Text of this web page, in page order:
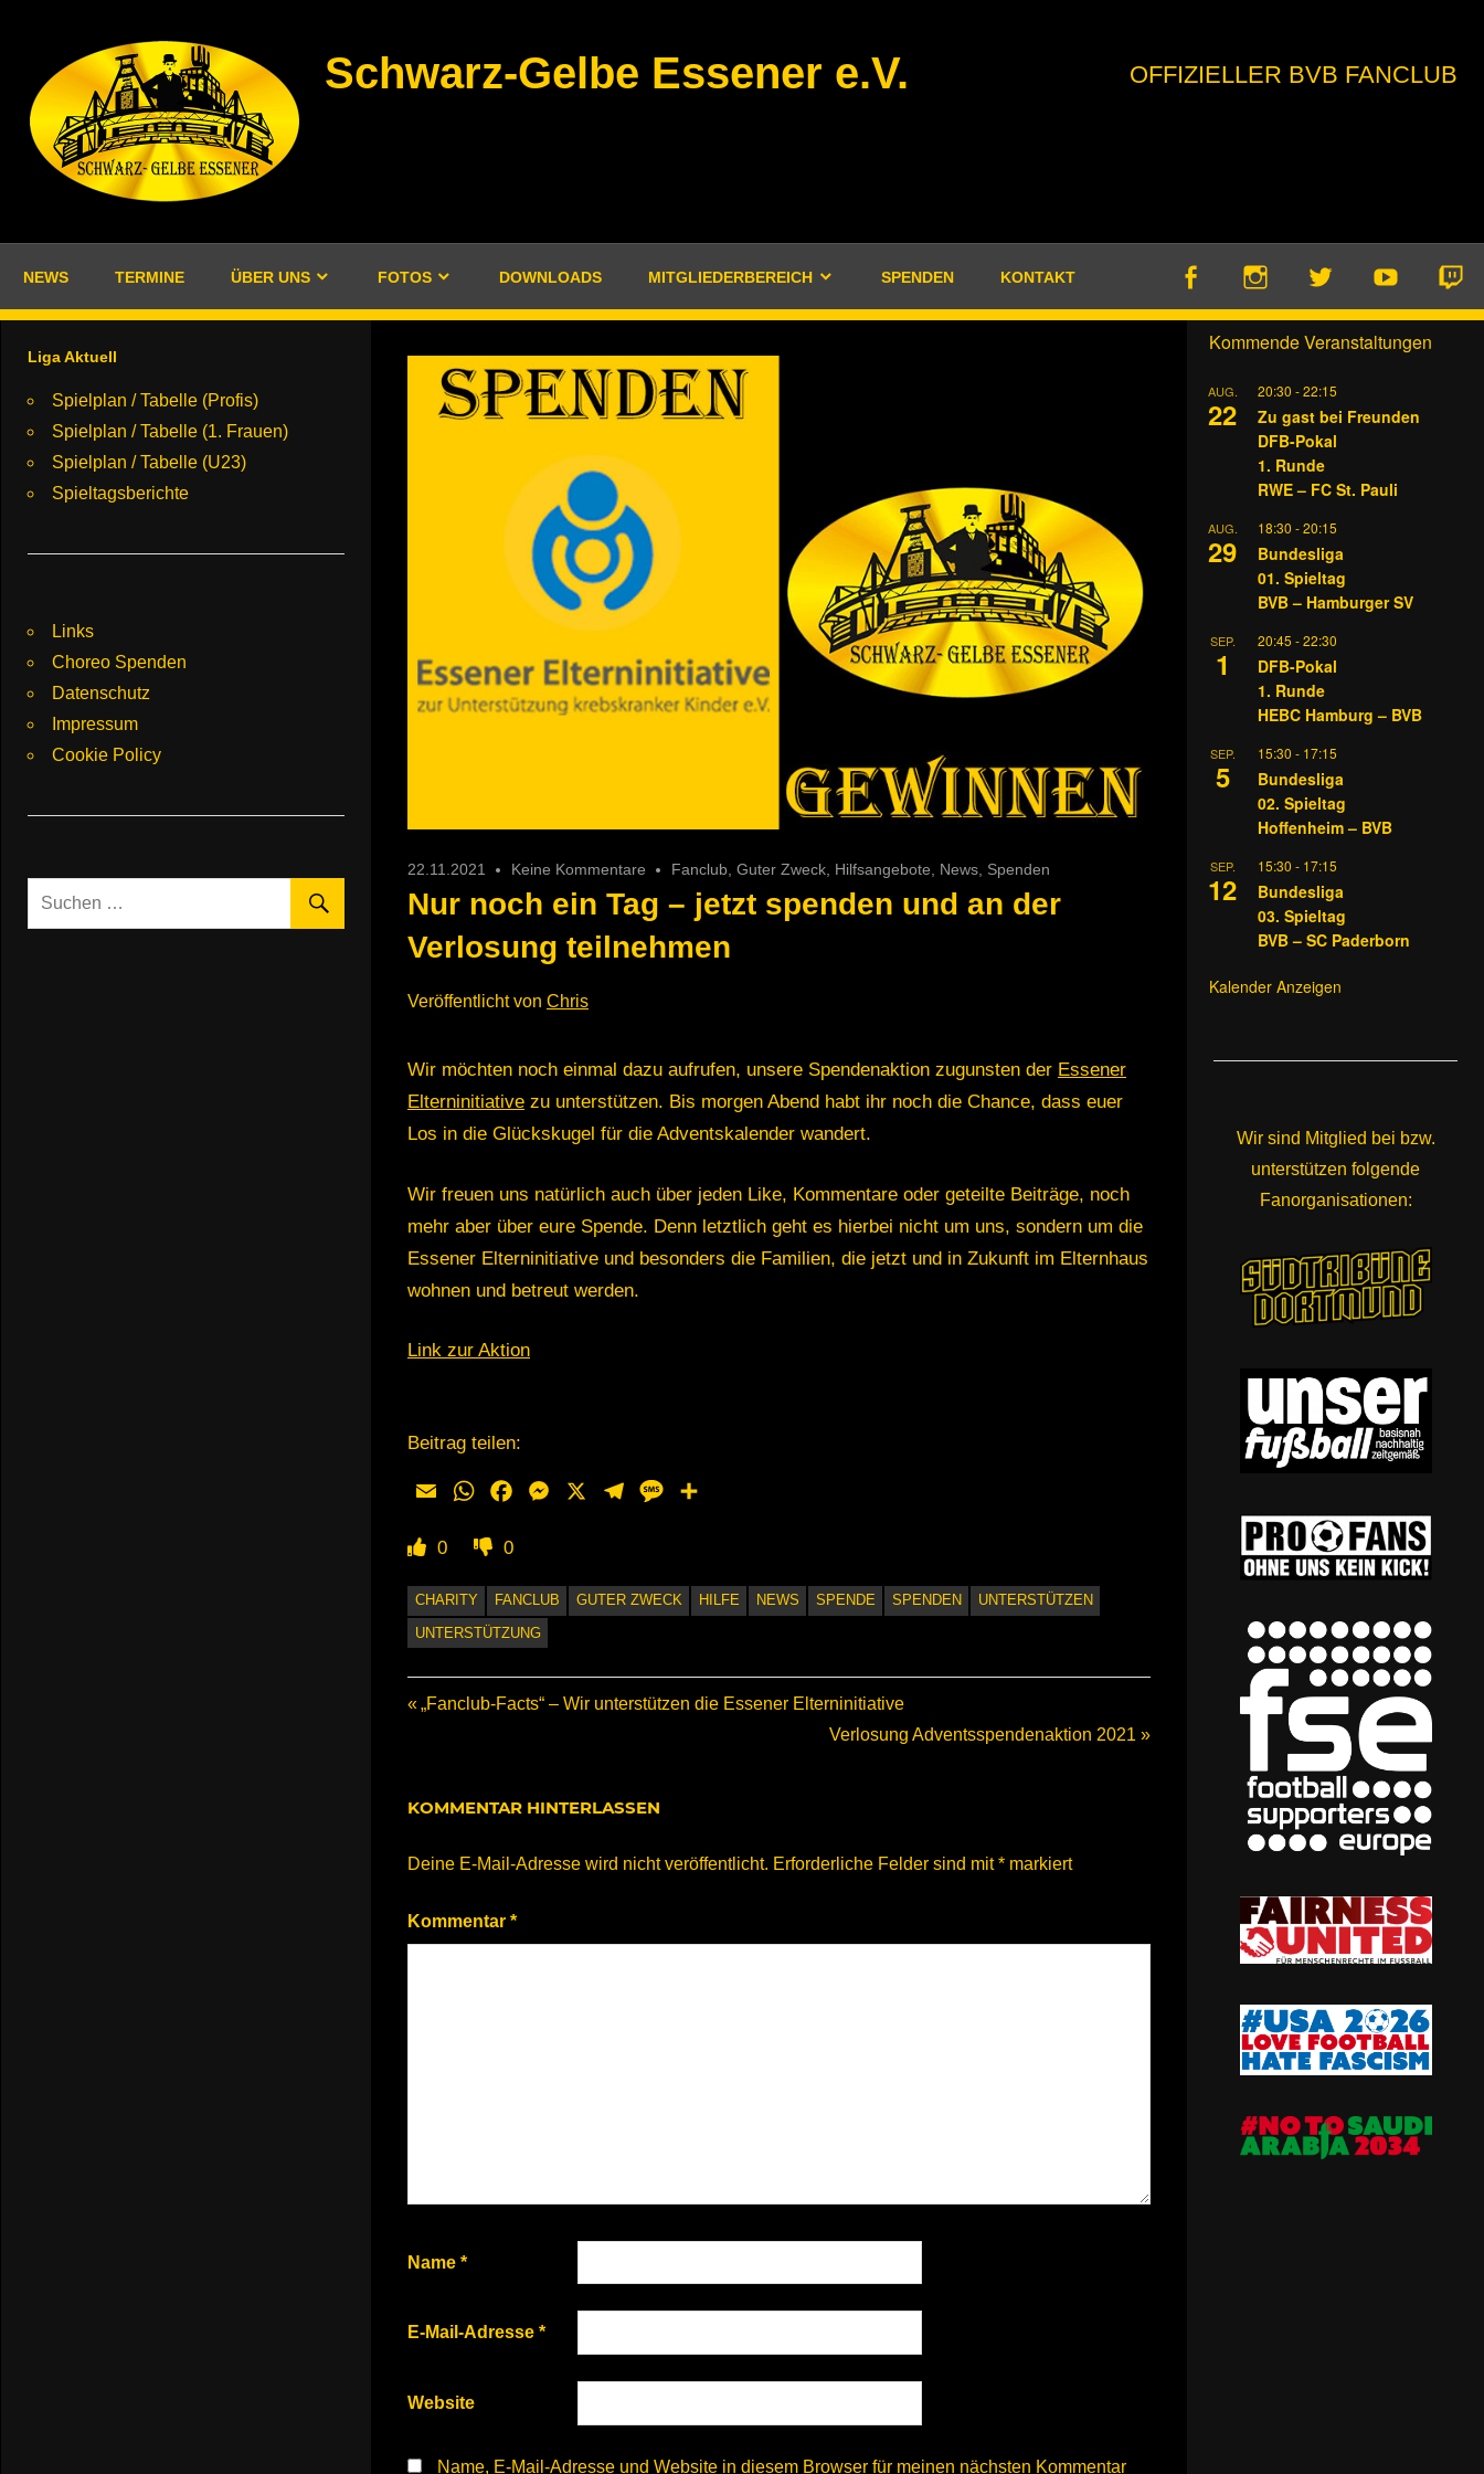
springen
Schwarz-Gelbe Essener e.V. OFFIZIELLER BVB FANCLUB
NEWS TERMINE ÜBER UNS FOTOS DOWNLOADS MITGLIEDERBEREICH SPENDEN KONTAKT
22.11.2021 Keine Kommentare Fanclub,Guter Zweck, Hilfsangebote, News, Spenden
Nur noch ein Tag – jetzt spenden und an der
Verlosung teilnehmen
Veröffentlicht von Chris
Wir möchten noch einmal dazu aufrufen, unsere Spendenaktion zugunsten der Essener
Elterninitiative zu unterstützen. Bis morgen Abend habt ihr noch die Chance, dass euer
Los in die Glückskugel für die Adventskalender wandert.
Wir freuen uns natürlich auch über jeden Like, Kommentare oder geteilte Beiträge, noch
mehr aber über eure Spende. Denn letztlich geht es hierbei nicht um uns, sondern um die
Essener Elterninitiative und besonders die Familien, die jetzt und in Zukunft im Elternhaus
wohnen und betreut werden.
Link zur Aktion
Beitrag teilen:
Email WhatsAppFacebookMessengerTelegramMessage
0 0
CHARITY FANCLUB GUTER ZWECK HILFE NEWS SPENDE SPENDEN
UNTERSTÜTZEN
UNTERSTÜTZUNG
Beitragsnavigation
Vorheriger
„Fanclub-Facts“ – Wir unterstützen die Essener Elterninitiative
Nächster
Verlosung Adventsspendenaktion 2021
KOMMENTAR HINTERLASSEN
Deine E-Mail-Adresse wird nicht veröffentlicht. Erforderliche Felder sind mit* markiert
Kommentar *
Name *
E-Mail-Adresse *
Website
Name, E-Mail-Adresse und Website in diesem Browser für meinen nächsten Kommentar
Liga Aktuell
Spielplan / Tabelle (Profis)
Spielplan / Tabelle (1. Frauen)
Spielplan / Tabelle (U23)
Spieltagsberichte
Links
Choreo Spenden
Datenschutz
Impressum
Cookie Policy
Kommende Veranstaltungen
AUG.
22
20:30 -22:15
Zu gast bei Freunden
DFB-Pokal
1. Runde
RWE – FC St. Pauli
AUG.
29
18:30 -20:15
Bundesliga
01. Spieltag
BVB – Hamburger SV
SEP.
1
20:45 -22:30
DFB-Pokal
1. Runde
HEBC Hamburg – BVB
SEP.
5
15:30 - 17:15
Bundesliga
02. Spieltag
Hoffenheim – BVB
SEP.
12
15:30 - 17:15
Bundesliga
03. Spieltag
BVB – SC Paderborn
Kalender Anzeigen
Wir sind Mitglied bei bzw.
unterstützen folgende
Fanorganisationen: